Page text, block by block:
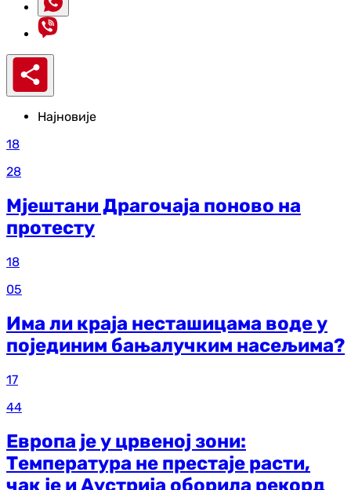
Најновије
18
28
Мјештани Драгочаја поново на
протесту
18
05
Има ли краја несташицама воде у
појединим бањалучким насељима?
17
44
Европа је у црвеној зони:
Температура не престаје расти,
чак је и Аустрија оборила рекорд